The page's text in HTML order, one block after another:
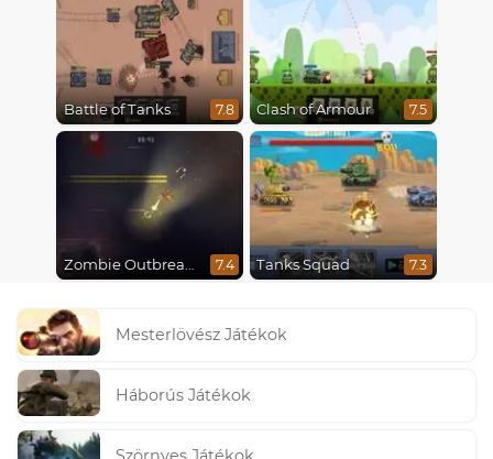
Battle of Tanks 7.8 Clash of Armour 7.5
Zombie Outbreak Arena 7.4 Tanks Squad 7.3
Mesterlövész Játékok
Háborús Játékok